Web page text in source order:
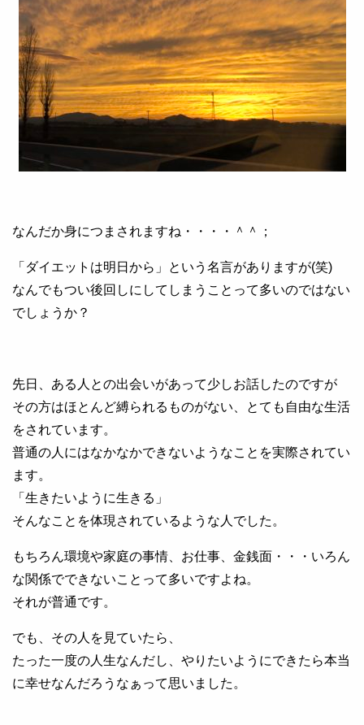
なんだか身につまされますね・・・・＾＾；
「ダイエットは明日から」という名言がありますが(笑)
なんでもつい後回しにしてしまうことって多いのではない
でしょうか？
先日、ある人との出会いがあって少しお話したのですが
その方はほとんど縛られるものがない、とても自由な生活
をされています。
普通の人にはなかなかできないようなことを実際されてい
ます。
「生きたいように生きる」
そんなことを体現されているような人でした。
もちろん環境や家庭の事情、お仕事、金銭面・・・いろん
な関係でできないことって多いですよね。
それが普通です。
でも、その人を見ていたら、
たった一度の人生なんだし、やりたいようにできたら本当
に幸せなんだろうなぁって思いました。